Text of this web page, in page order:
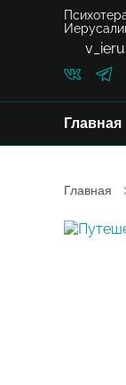
Главная
Главная